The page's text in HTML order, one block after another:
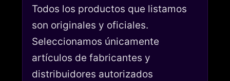
Todos los productos que listamos
son originales y oficiales.
Seleccionamos únicamente
artículos de fabricantes y
distribuidores autorizados